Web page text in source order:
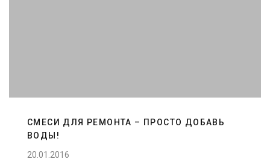
СМЕСИ ДЛЯ РЕМОНТА – ПРОСТО ДОБАВЬ
ВОДЫ!
20.01.2016